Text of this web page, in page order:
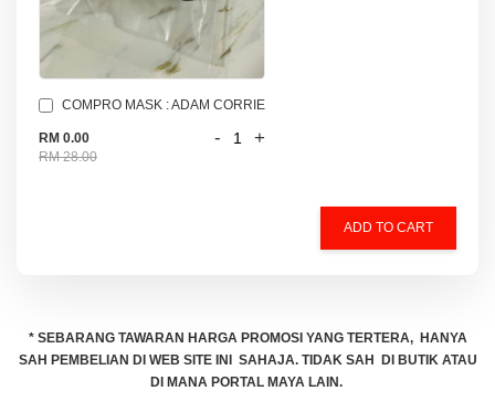
COMPRO MASK : ADAM CORRIE
RM 0.00
RM 28.00
- +
ADD TO CART
* SEBARANG TAWARAN HARGA PROMOSI YANG TERTERA, HANYA
SAH PEMBELIAN DI WEB SITE INI SAHAJA. TIDAK SAH DI BUTIK ATAU
DI MANA PORTAL MAYA LAIN.